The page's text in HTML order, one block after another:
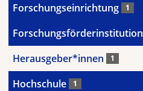
Forschungseinrichtung 1
Forschungsförderinstitution
Herausgeber*innen 1
Hochschule 1